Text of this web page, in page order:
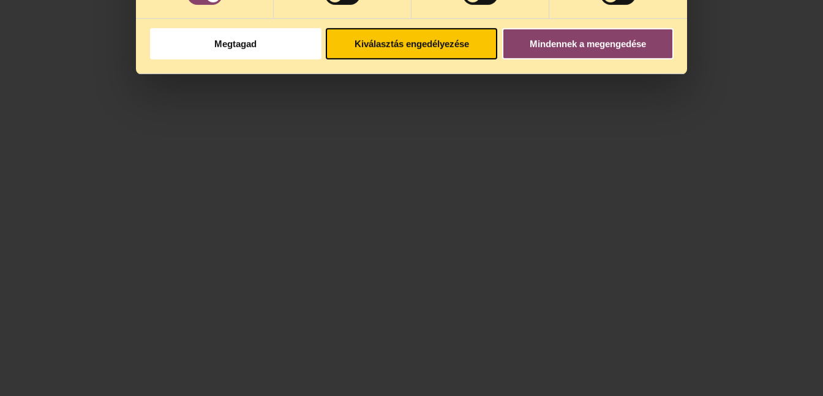
Megtagad Kiválasztás engedélyezése Mindennek a megengedése